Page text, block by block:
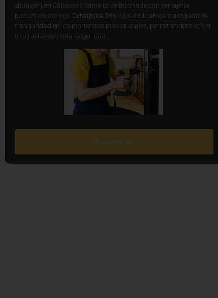
situación en Cànoves I Samalus relacionada con cerrajería,
puedes contar con Cerrajeros 24h. Nos dedicamos a asegurar tu
tranquilidad en los momentos más cruciales, permitiéndote volver
a tu rutina con total seguridad.
¡LLAMA YA!